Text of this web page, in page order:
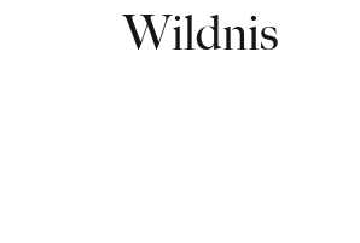
Wildnis